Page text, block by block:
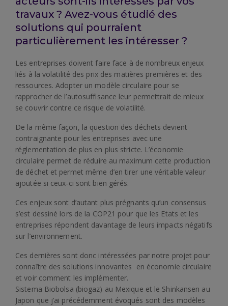
travaux ? Avez-vous étudié des
solutions qui pourraient
particulièrement les intéresser ?
Les entreprises doivent faire face à de nombreux enjeux
liés à la volatilité des prix des matières premières et des
ressources. Adopter un modèle circulaire pour se
rapprocher de l’autosuffisance leur permettrait de mieux
se couvrir contre ce risque de volatilité.
De la même façon, la question des déchets devient
contraignante pour les entreprises avec une
réglementation de plus en plus stricte. L’économie
circulaire permet de réduire au maximum cette production
de déchet et permet même d’en tirer une véritable valeur
ajoutée si ceux-ci sont bien gérés.
Ces enjeux sont d’autant plus prégnants qu’un consensus
s’est dessiné lors de la COP21 pour que les Etats et les
entreprises répondent davantage de leurs impacts négatifs
sur l’environnement.
Ces dernières sont donc intéressées par notre projet pour
connaître des solutions innovantes en économie circulaire
et voir comment les implémenter.
Sistema Biobolsa (biogaz) au Mexique et le Shinkansen au
Japon que j’ai précédemment évoqués sont des modèles